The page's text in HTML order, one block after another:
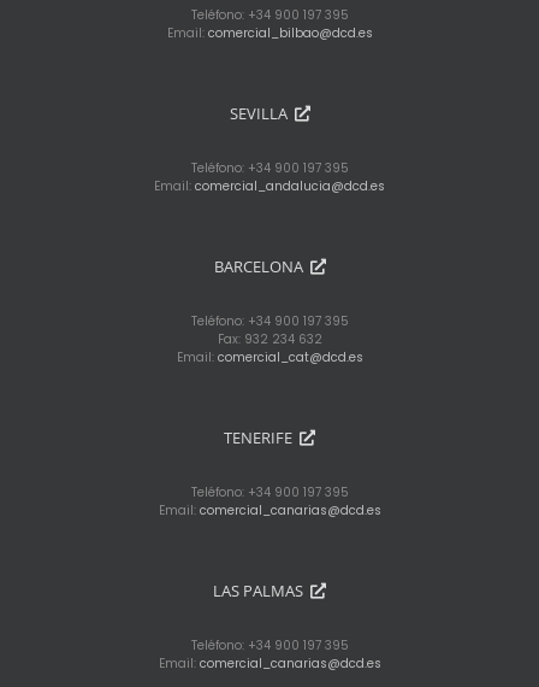
Teléfono: +34 900 197 395
Email: comercial_bilbao@dcd.es
SEVILLA
Teléfono: +34 900 197 395
Email: comercial_andalucia@dcd.es
BARCELONA
Teléfono: +34 900 197 395
Fax: 932 234 632
Email: comercial_cat@dcd.es
TENERIFE
Teléfono: +34 900 197 395
Email: comercial_canarias@dcd.es
LAS PALMAS
Teléfono: +34 900 197 395
Email: comercial_canarias@dcd.es